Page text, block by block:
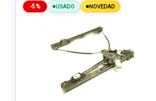
-5% USADO NOVEDAD